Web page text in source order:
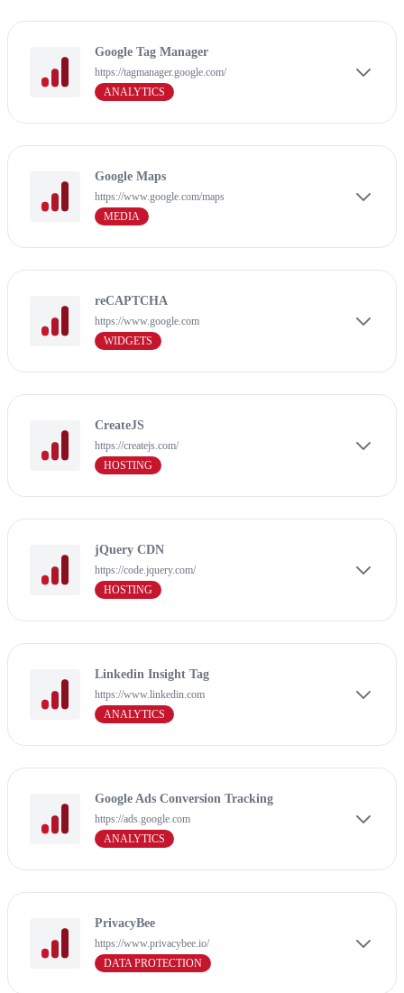
Google Tag Manager
https://tagmanager.google.com/
ANALYTICS
Google Maps
https://www.google.com/maps
MEDIA
reCAPTCHA
https://www.google.com
WIDGETS
CreateJS
https://createjs.com/
HOSTING
jQuery CDN
https://code.jquery.com/
HOSTING
Linkedin Insight Tag
https://www.linkedin.com
ANALYTICS
Google Ads Conversion Tracking
https://ads.google.com
ANALYTICS
PrivacyBee
https://www.privacybee.io/
DATA PROTECTION